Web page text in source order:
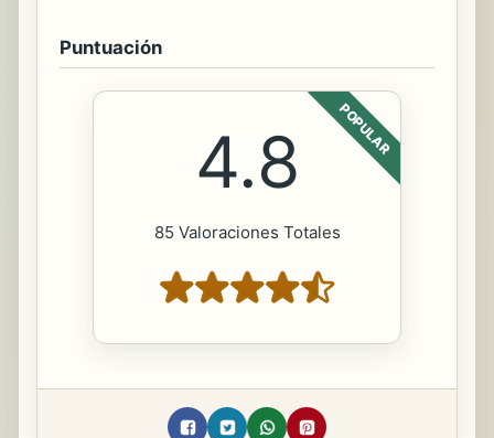
Puntuación
POPULAR
4.8
85 Valoraciones Totales